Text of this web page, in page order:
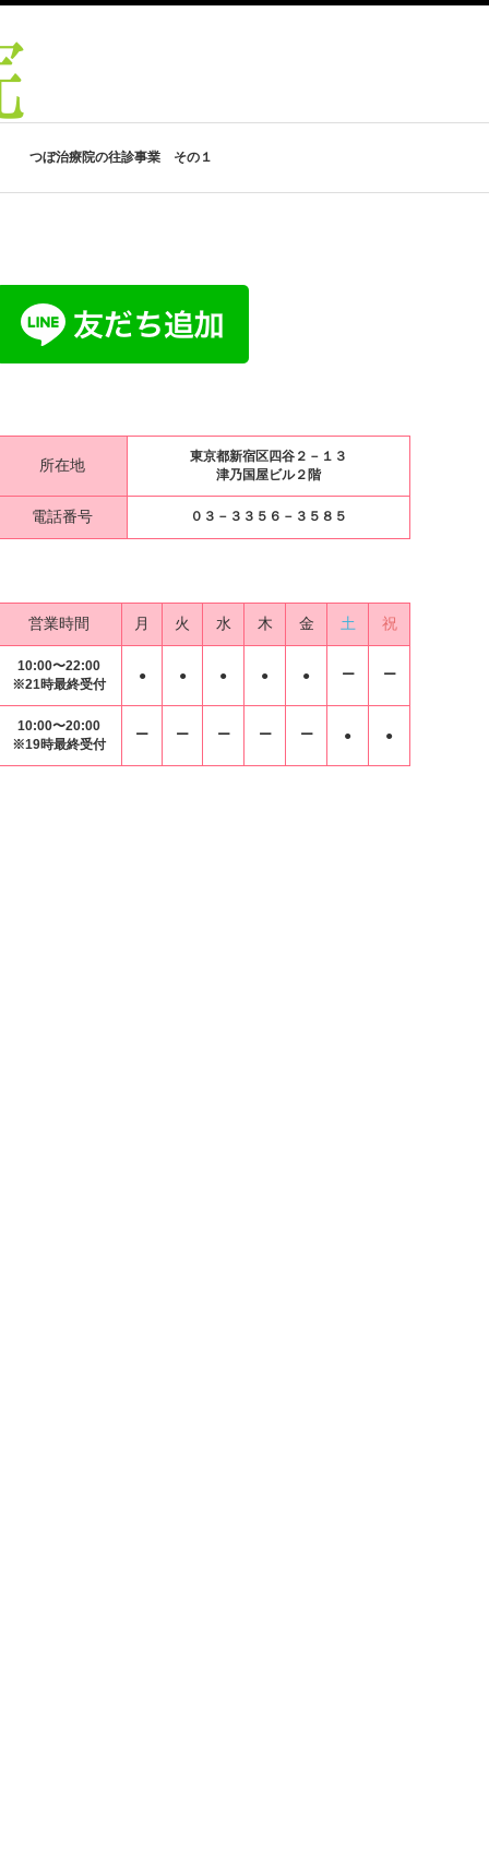
つぼ治療院の往診事業 その１
所在地
東京都新宿区四谷２－１３
津乃国屋ビル２階
電話番号 ０３－３３５６－３５８５
営業時間 月 火 水 木 金 土 祝
10:00〜22:00
※21時最終受付
● ● ● ● ● ー ー
10:00〜20:00
※19時最終受付
ー ー ー ー ー ● ●